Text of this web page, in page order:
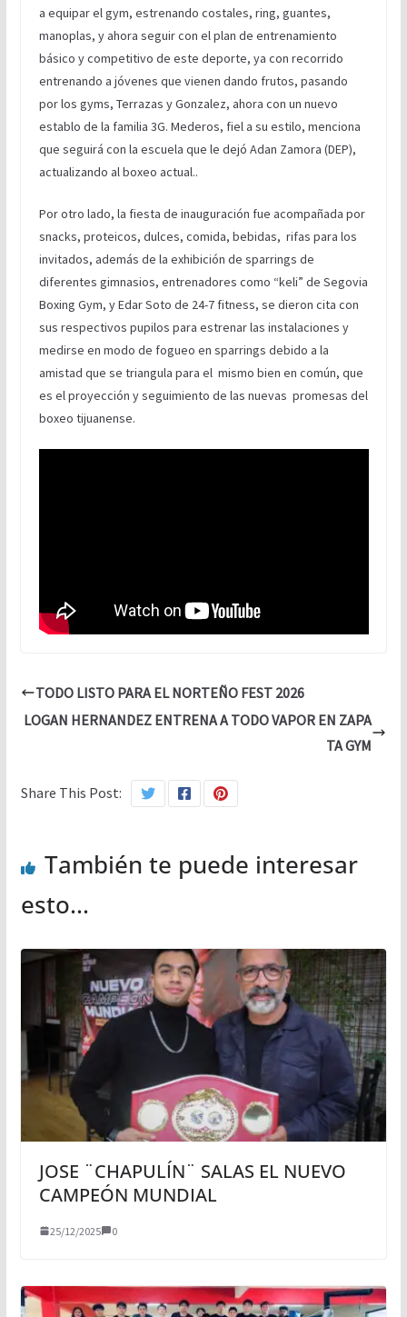
a equipar el gym, estrenando costales, ring, guantes,
manoplas, y ahora seguir con el plan de entrenamiento
básico y competitivo de este deporte, ya con recorrido
entrenando a jóvenes que vienen dando frutos, pasando
por los gyms, Terrazas y Gonzalez, ahora con un nuevo
establo de la familia 3G. Mederos, fiel a su estilo, menciona
que seguirá con la escuela que le dejó Adan Zamora (DEP),
actualizando al boxeo actual..
Por otro lado, la fiesta de inauguración fue acompañada por
snacks, proteicos, dulces, comida, bebidas, rifas para los
invitados, además de la exhibición de sparrings de
diferentes gimnasios, entrenadores como “keli” de Segovia
Boxing Gym, y Edar Soto de 24-7 fitness, se dieron cita con
sus respectivos pupilos para estrenar las instalaciones y
medirse en modo de fogueo en sparrings debido a la
amistad que se triangula para el mismo bien en común, que
es el proyección y seguimiento de las nuevas promesas del
boxeo tijuanense.
TODO LISTO PARA EL NORTEÑO FEST 2026
LOGAN HERNANDEZ ENTRENA A TODO VAPOR EN ZAPA
TA GYM
Share This Post:
También te puede interesar
esto...
JOSE ¨CHAPULÍN¨ SALAS EL NUEVO
CAMPEÓN MUNDIAL
25/12/2025 0